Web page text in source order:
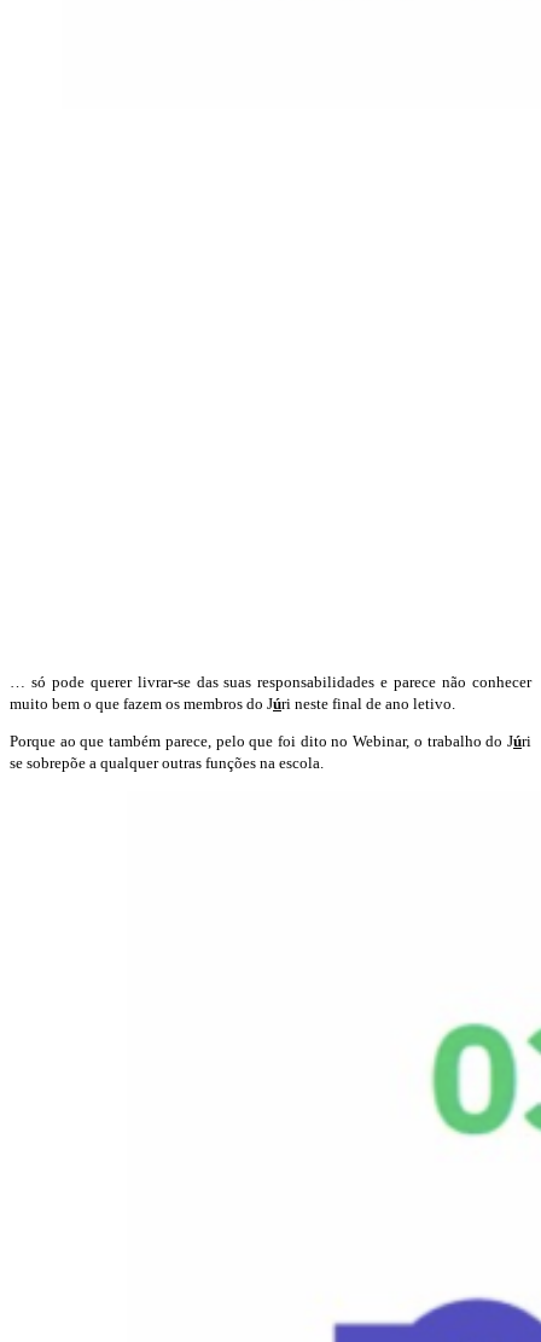
… só pode querer livrar-se das suas responsabilidades e parece não conhecer
muito bem o que fazem os membros do Júri neste final de ano letivo.
Porque ao que também parece, pelo que foi dito no Webinar, o trabalho do Júri
se sobrepõe a qualquer outras funções na escola.